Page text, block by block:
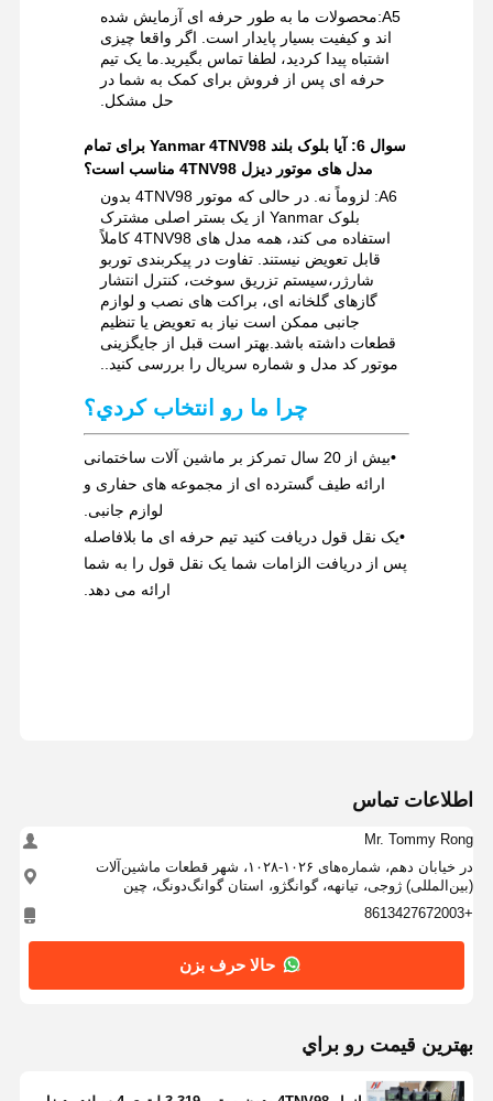
A5: محصولات ما به طور حرفه ای آزمایش شده
اند و کیفیت بسیار پایدار است. اگر واقعا چیزی
اشتباه پیدا کردید، لطفا تماس بگیرید.ما یک تیم
حرفه ای پس از فروش برای کمک به شما در
حل مشکل.
سوال 6: آیا بلوک بلند Yanmar 4TNV98 برای تمام
مدل های موتور دیزل 4TNV98 مناسب است؟
A6: لزوماً نه. در حالی که موتور 4TNV98 بدون
بلوک Yanmar از یک بستر اصلی مشترک
استفاده می کند، همه مدل های 4TNV98 کاملاً
قابل تعویض نیستند. تفاوت در پیکربندی توربو
شارژر،سیستم تزریق سوخت، کنترل انتشار
گازهای گلخانه ای، براکت های نصب و لوازم
جانبی ممکن است نیاز به تعویض یا تنظیم
قطعات داشته باشد.بهتر است قبل از جایگزینی
موتور کد مدل و شماره سریال را بررسی کنید..
چرا ما رو انتخاب کردي؟
•
بیش از 20 سال تمرکز بر ماشین آلات ساختمانی
ارائه طیف گسترده ای از مجموعه های حفاری و
لوازم جانبی.
•یک نقل قول دریافت کنید تیم حرفه ای ما بلافاصله
پس از دریافت الزامات شما یک نقل قول را به شما
ارائه می دهد.
اطلاعات تماس
Mr. Tommy Rong
در خیابان دهم، شماره‌های ۱۰۲۶-۱۰۲۸، شهر قطعات ماشین‌آلات
(بین‌المللی) ژوجی، تیانهه، گوانگژو، استان گوانگ‌دونگ، چین
+8613427672003
حالا حرف بزن
بهترين قيمت رو براي